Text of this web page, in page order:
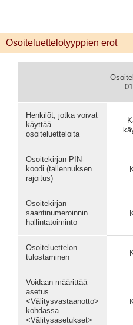
Osoiteluettelotyyppien erot
Henkilöt, jotka voivat
käyttää
osoiteluetteloita
Osoitekirjan PIN-
koodi (tallennuksen
rajoitus)
Osoitekirjan
saantinumeroinnin
hallintatoiminto
Osoiteluettelon
tulostaminen
Voidaan määrittää
asetus
<Välitysvastaanotto>
kohdassa
<Välitysasetukset>